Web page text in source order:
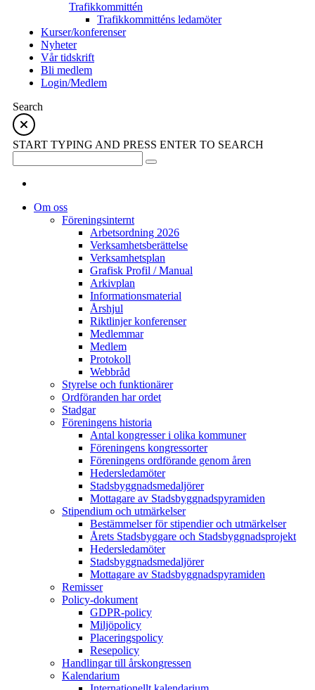
Trafikkommittén
Trafikkommitténs ledamöter
Kurser/konferenser
Nyheter
Vår tidskrift
Bli medlem
Login/Medlem
Search
START TYPING AND PRESS ENTER TO SEARCH
Om oss
Föreningsinternt
Arbetsordning 2026
Verksamhetsberättelse
Verksamhetsplan
Grafisk Profil / Manual
Arkivplan
Informationsmaterial
Årshjul
Riktlinjer konferenser
Medlemmar
Medlem
Protokoll
Webbråd
Styrelse och funktionärer
Ordföranden har ordet
Stadgar
Föreningens historia
Antal kongresser i olika kommuner
Föreningens kongressorter
Föreningens ordförande genom åren
Hedersledamöter
Stadsbyggnadsmedaljörer
Mottagare av Stadsbyggnadspyramiden
Stipendium och utmärkelser
Bestämmelser för stipendier och utmärkelser
Årets Stadsbyggare och Stadsbyggnadsprojekt
Hedersledamöter
Stadsbyggnadsmedaljörer
Mottagare av Stadsbyggnadspyramiden
Remisser
Policy-dokument
GDPR-policy
Miljöpolicy
Placeringspolicy
Resepolicy
Handlingar till årskongressen
Kalendarium